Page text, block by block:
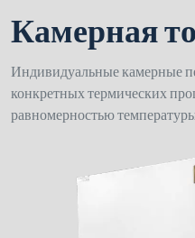
Камерная
Индивидуальные камерные
конкретных термических
равномерностью